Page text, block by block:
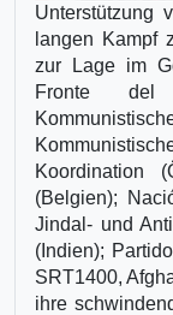
Unterstützung
langen Kampf
zur Lage im
Fronte del
Koordination
(Belgien);
Jindal- und
(Indien);
SRT1400,
ihre